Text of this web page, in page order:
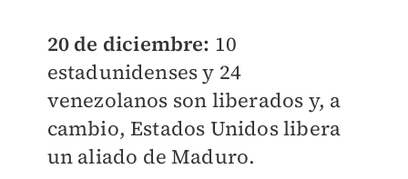
20 de diciembre: 10
estadunidenses y 24
venezolanos son liberados y, a
cambio, Estados Unidos libera
un aliado de Maduro.